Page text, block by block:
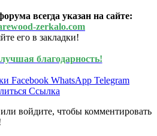
всегда указан на сайте:
zerkalo.com
его в закладки!
благодарность!
Facebook WhatsApp Telegram
Ссылка
войдите, чтобы комментировать